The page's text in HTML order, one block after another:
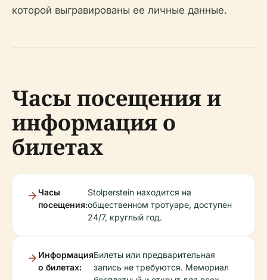
которой выгравированы ее личные данные.
Часы посещения и
информация о
билетах
Часы
посещения:
Stolperstein находится на
общественном тротуаре, доступен
24/7, круглый год.
Информация
о билетах:
Билеты или предварительная
запись не требуются. Мемориал